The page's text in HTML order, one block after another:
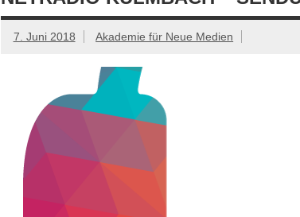
7. Juni 2018 Akademie für Neue Medien